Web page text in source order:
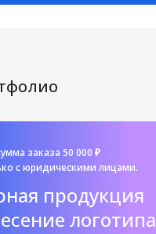
заказа 50 000 ₽
с юридическими лицами.
продукция
логотипа